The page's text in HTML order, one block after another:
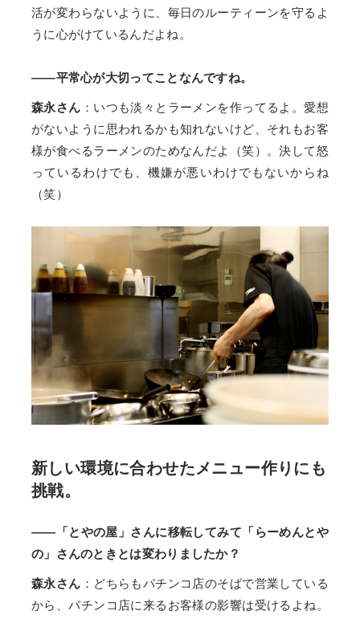
活が変わらないように、毎日のルーティーンを守るよ
うに心がけているんだよね。
——平常心が大切ってことなんですね。
森永さん ：いつも淡々とラーメンを作ってるよ。愛想
がないように思われるかも知れないけど、それもお客
様が食べるラーメンのためなんだよ（笑）。決して怒
っているわけでも、機嫌が悪いわけでもないからね
（笑）
新しい環境に合わせたメニュー作りにも
挑戦。
——「とやの屋」さんに移転してみて「らーめんとや
の」さんのときとは変わりましたか？
森永さん ：どちらもパチンコ店のそばで営業している
から、パチンコ店に来るお客様の影響は受けるよね。